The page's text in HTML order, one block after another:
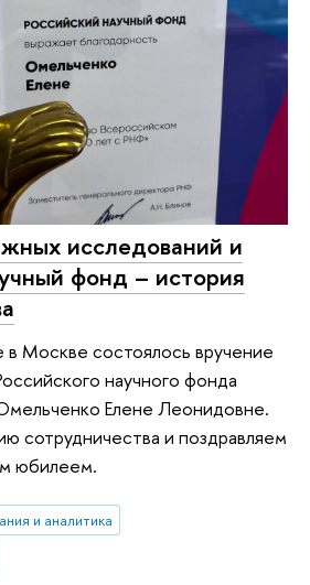
исследований и
фонд – история
Москве состоялось вручение
научного фонда
Елене Леонидовне.
сотрудничества и поздравляем
юбилеем.
и аналитика